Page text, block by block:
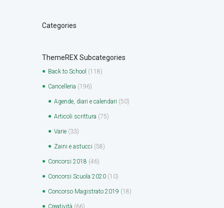
Categories
ThemeREX Subcategories
Back to School (118)
Cancelleria (196)
Agende, diari e calendari (50)
Articoli scrittura (75)
Varie (33)
Zaini e astucci (58)
Concorsi 2018 (46)
Concorsi Scuola 2020 (10)
Concorso Magistrato 2019 (18)
Creatività (66)